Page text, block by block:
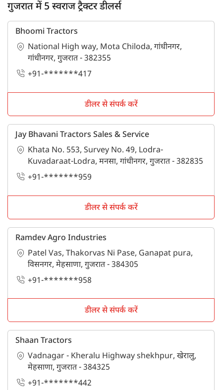
गुजरात में 5 स्वराज ट्रैक्टर डीलर्स
Bhoomi Tractors
National High way, Mota Chiloda, गांधीनगर,
गांधीनगर, गुजरात - 382355
+91-*******417
डीलर से संपर्क करें
Jay Bhavani Tractors Sales & Service
Khata No. 553, Survey No. 49, Lodra-
Kuvadaraat-Lodra, मनसा, गांधीनगर, गुजरात - 382835
+91-*******959
डीलर से संपर्क करें
Ramdev Agro Industries
Patel Vas, Thakorvas Ni Pase, Ganapat pura,
विसनगर, मेहसाणा, गुजरात - 384305
+91-*******958
डीलर से संपर्क करें
Shaan Tractors
Vadnagar - Kheralu Highway shekhpur, खेरालु,
मेहसाणा, गुजरात - 384325
+91-*******442